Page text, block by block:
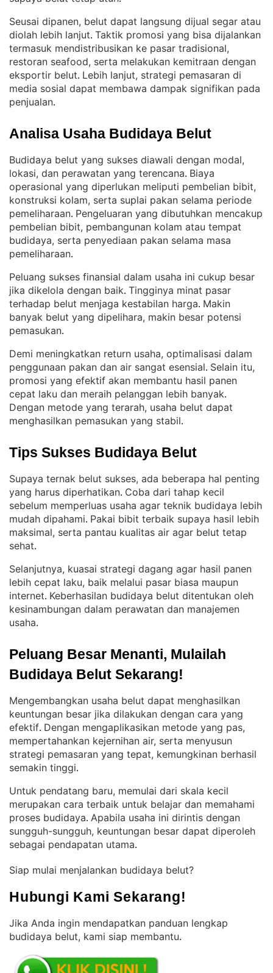
Seusai dipanen, belut dapat langsung dijual segar atau
diolah lebih lanjut. Taktik promosi yang bisa dijalankan
termasuk mendistribusikan ke pasar tradisional,
restoran seafood, serta melakukan kemitraan dengan
eksportir belut. Lebih lanjut, strategi pemasaran di
media sosial dapat membawa dampak signifikan pada
penjualan.
Analisa Usaha Budidaya Belut
Budidaya belut yang sukses diawali dengan modal,
lokasi, dan perawatan yang terencana. Biaya
operasional yang diperlukan meliputi pembelian bibit,
konstruksi kolam, serta suplai pakan selama periode
pemeliharaan. Pengeluaran yang dibutuhkan mencakup
pembelian bibit, pembangunan kolam atau tempat
budidaya, serta penyediaan pakan selama masa
pemeliharaan.
Peluang sukses finansial dalam usaha ini cukup besar
jika dikelola dengan baik. Tingginya minat pasar
terhadap belut menjaga kestabilan harga. Makin
banyak belut yang dipelihara, makin besar potensi
pemasukan.
Demi meningkatkan return usaha, optimalisasi dalam
penggunaan pakan dan air sangat esensial. Selain itu,
promosi yang efektif akan membantu hasil panen
cepat laku dan meraih pelanggan lebih banyak
Dengan metode yang terarah, usaha belut dapat
menghasilkan pemasukan yang stabil.
Tips Sukses Budidaya Belut
Supaya ternak belut sukses, ada beberapa hal penting
yang harus diperhatikan. Coba dari tahap kecil
sebelum memperluas usaha agar teknik budidaya lebih
mudah dipahami. Pakai bibit terbaik supaya hasil lebih
maksimal, serta pantau kualitas air agar belut tetap
sehat.
Selanjutnya, kuasai strategi dagang agar hasil panen
lebih cepat laku, baik melalui pasar biasa maupun
internet. Keberhasilan budidaya belut ditentukan oleh
kesinambungan dalam perawatan dan manajemen
usaha.
Peluang Besar Menanti, Mulailah
Budidaya Belut Sekarang!
Mengembangkan usaha belut dapat menghasilkan
keuntungan besar jika dilakukan dengan cara yang
efektif. Dengan mengaplikasikan metode yang pas,
mempertahankan kejernihan air, serta menyusun
strategi pemasaran yang tepat, kemungkinan berhasil
semakin tinggi.
Untuk pendatang baru, memulai dari skala kecil
merupakan cara terbaik untuk belajar dan memahami
proses budidaya. Apabila usaha ini dirintis dengan
sungguh-sungguh, keuntungan besar dapat diperoleh
sebagai pendapatan utama.
Siap mulai menjalankan budidaya belut?
Hubungi Kami Sekarang!
Jika Anda ingin mendapatkan panduan lengkap
budidaya belut, kami siap membantu.